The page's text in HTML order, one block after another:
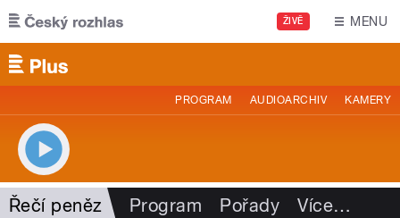
Přejít k hlavnímu obsahu
ŽIVĚ MENU
PROGRAM AUDIOARCHIV KAMERY
Řečí peněz Program Pořady Více…